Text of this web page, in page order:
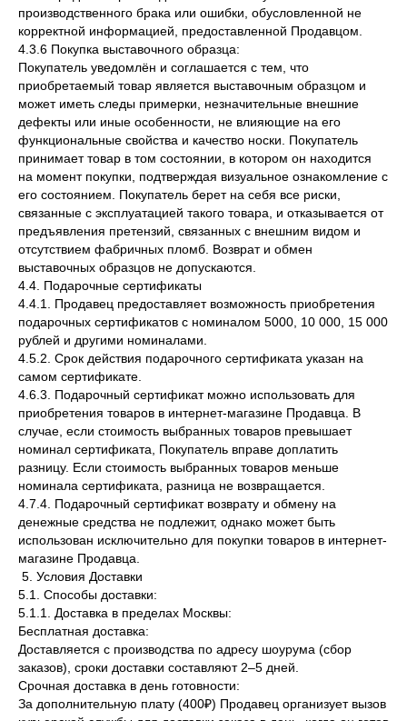
производственного брака или ошибки, обусловленной не
корректной информацией, предоставленной Продавцом.
4.3.6 Покупка выставочного образца:
Покупатель уведомлён и соглашается с тем, что
приобретаемый товар является выставочным образцом и
может иметь следы примерки, незначительные внешние
дефекты или иные особенности, не влияющие на его
функциональные свойства и качество носки. Покупатель
принимает товар в том состоянии, в котором он находится
на момент покупки, подтверждая визуальное ознакомление с
его состоянием. Покупатель берет на себя все риски,
связанные с эксплуатацией такого товара, и отказывается от
предъявления претензий, связанных с внешним видом и
отсутствием фабричных пломб. Возврат и обмен
выставочных образцов не допускаются.
4.4. Подарочные сертификаты
4.4.1. Продавец предоставляет возможность приобретения
подарочных сертификатов с номиналом 5000, 10 000, 15 000
рублей и другими номиналами.
4.5.2. Срок действия подарочного сертификата указан на
самом сертификате.
4.6.3. Подарочный сертификат можно использовать для
приобретения товаров в интернет-магазине Продавца. В
случае, если стоимость выбранных товаров превышает
номинал сертификата, Покупатель вправе доплатить
разницу. Если стоимость выбранных товаров меньше
номинала сертификата, разница не возвращается.
4.7.4. Подарочный сертификат возврату и обмену на
денежные средства не подлежит, однако может быть
использован исключительно для покупки товаров в интернет-
магазине Продавца.
5. Условия Доставки
5.1. Способы доставки:
5.1.1. Доставка в пределах Москвы:
Бесплатная доставка:
Доставляется с производства по адресу шоурума (сбор
заказов), сроки доставки составляют 2–5 дней.
Срочная доставка в день готовности:
За дополнительную плату (400₽) Продавец организует вызов